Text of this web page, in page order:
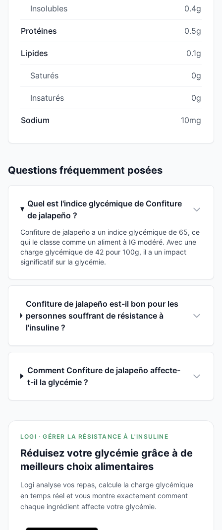
Insolubles 0.4g
Protéines 0.5g
Lipides 0.1g
Saturés 0g
Insaturés 0g
Sodium 10mg
Questions fréquemment posées
Quel est l'indice glycémique de Confiture
de jalapeño ?
Confiture de jalapeño a un indice glycémique de 65, ce
qui le classe comme un aliment à IG modéré. Avec une
charge glycémique de 42 pour 100g, il a un impact
significatif sur la glycémie.
Confiture de jalapeño est-il bon pour les
personnes souffrant de résistance à
l'insuline ?
Comment Confiture de jalapeño affecte-
t-il la glycémie ?
LOGI · GÉRER LA RÉSISTANCE À L'INSULINE
Réduisez votre glycémie grâce à de
meilleurs choix alimentaires
Logi analyse vos repas, calcule la charge glycémique
en temps réel et vous montre exactement comment
chaque ingrédient affecte votre glycémie.